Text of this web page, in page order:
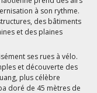
à son rythme.
des bâtiments
et des plaines
ses rues à vélo.
et découverte des
plus célèbre
doré de 45 mètres de